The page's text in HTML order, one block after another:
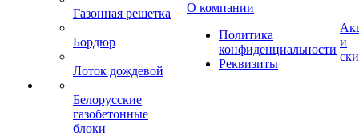
Газонная решетка
Бордюр
Лоток дождевой
Белорусские
газобетонные
блоки
О компании
Политика
конфиденциальности
Реквизиты
и